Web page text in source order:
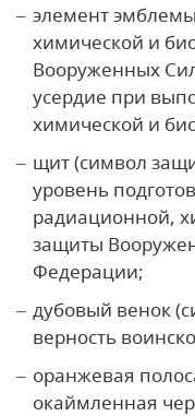
элемент
химической и
Вооруженных
усердие при
химической и
щит (символ
уровень
радиационной,
защиты
Федерации;
дубовый венок
верность
оранжевая
окаймленная